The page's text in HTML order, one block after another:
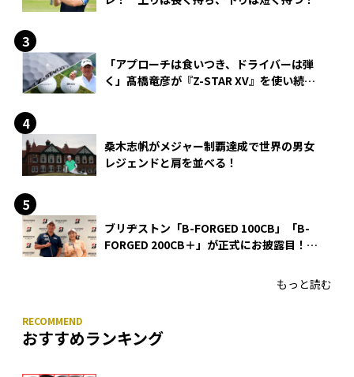
「アプローチは食いつき、ドライバーは弾
く」髙橋竜彦が『Z-STAR XV』を使い続け
桑木志帆がメジャー制覇達成で世界の男女
レジェンドと肩を並べる！
ブリヂストン「B-FORGED 100CB」「B-
FORGED 200CB＋」が正式にお披露目！
もっと読む
おすすめランキング